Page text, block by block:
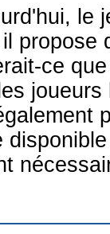
le
propose
ce